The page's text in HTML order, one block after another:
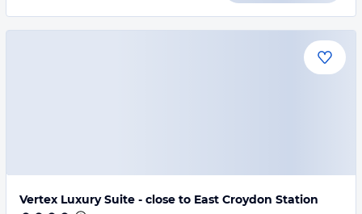
Vertex Luxury Suite - close to East Croydon Station